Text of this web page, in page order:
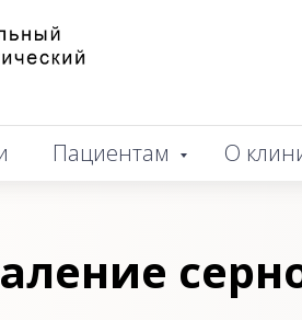
Пациентам О